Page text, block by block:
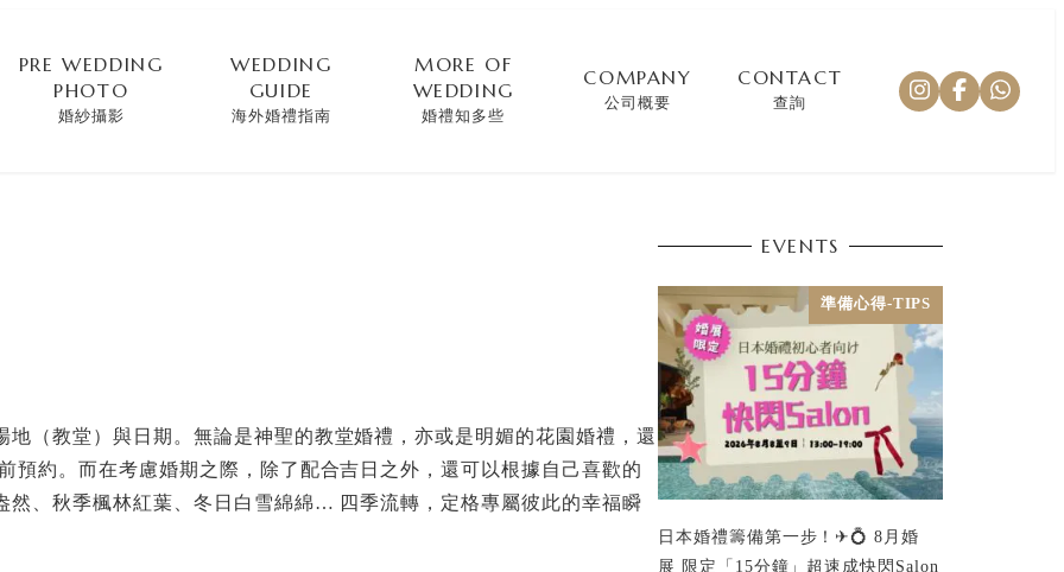
PRE WEDDING
PHOTO
婚紗攝影
WEDDING
GUIDE
海外婚禮指南
MORE OF
WEDDING
婚禮知多些
COMPANY
公司概要
CONTACT
查詢
（教堂）與日期。無論是神聖的教堂婚禮，亦或是明媚的花園婚禮，還
約。而在考慮婚期之際，除了配合吉日之外，還可以根據自己喜歡的
然、秋季楓林紅葉、冬日白雪綿綿… 四季流轉，定格專屬彼此的幸福瞬
EVENTS
準備心得-TIPS
日本婚禮籌備第一步！✈💍 8月婚
展 限定「15分鐘」超速成快閃Salon